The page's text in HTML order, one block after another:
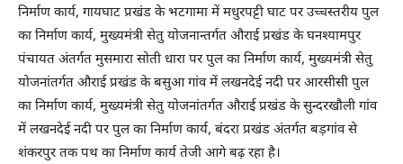
निर्माण कार्य, गायघाट प्रखंड के भटगामा में मधुरपट्टी घाट पर उच्चस्तरीय पुल
का निर्माण कार्य, मुख्यमंत्री सेतु योजनान्तर्गत औराई प्रखंड के घनश्यामपुर
पंचायत अंतर्गत मुसमारा सोती धारा पर पुल का निर्माण कार्य, मुख्यमंत्री सेतु
योजनांतर्गत औराई प्रखंड के बसुआ गांव में लखनदेई नदी पर आरसीसी पुल
का निर्माण कार्य, मुख्यमंत्री सेतु योजनांतर्गत औराई प्रखंड के सुन्दरखौली गांव
में लखनदेई नदी पर पुल का निर्माण कार्य, बंदरा प्रखंड अंतर्गत बड़गांव से
शंकरपुर तक पथ का निर्माण कार्य तेजी आगे बढ़ रहा है।